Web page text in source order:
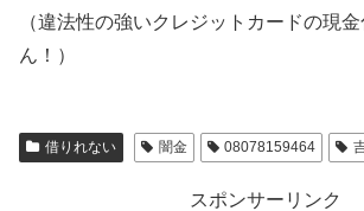
（違法性の強いクレジットカードの現
ん！）
借りれない 闇金 08078159464
スポンサーリンク